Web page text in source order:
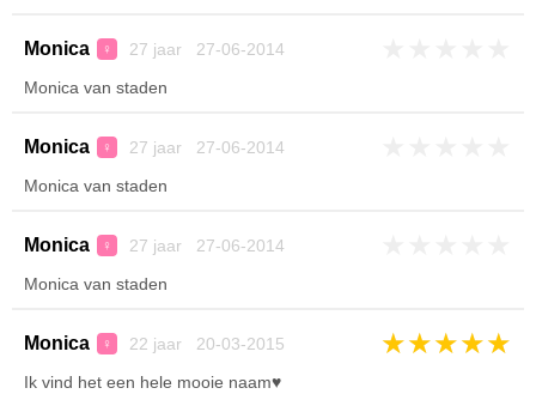
Monica ♀ 27 jaar 27-06-2014
Monica van staden
Monica ♀ 27 jaar 27-06-2014
Monica van staden
Monica ♀ 27 jaar 27-06-2014
Monica van staden
Monica ♀ 22 jaar 20-03-2015 ★★★★★
Ik vind het een hele mooie naam♥